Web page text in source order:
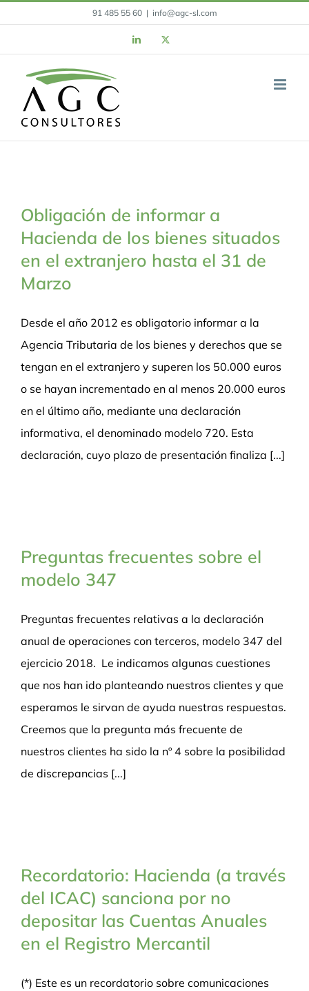
content
91 485 55 60 | info@agc-sl.com
LinkedIn
Obligación de informar a
Hacienda de los bienes situados
en el extranjero hasta el 31 de
Marzo
Desde el año 2012 es obligatorio informar a la
Agencia Tributaria de los bienes y derechos que se
tengan en el extranjero y superen los 50.000 euros
o se hayan incrementado en al menos 20.000 euros
en el último año, mediante una declaración
informativa, el denominado modelo 720. Esta
declaración, cuyo plazo de presentación finaliza [...]
Preguntas frecuentes sobre el
modelo 347
Preguntas frecuentes relativas a la declaración
anual de operaciones con terceros, modelo 347 del
ejercicio 2018. Le indicamos algunas cuestiones
que nos han ido planteando nuestros clientes y que
esperamos le sirvan de ayuda nuestras respuestas.
Creemos que la pregunta más frecuente de
nuestros clientes ha sido la nº 4 sobre la posibilidad
de discrepancias [...]
Recordatorio: Hacienda (a través
del ICAC) sanciona por no
depositar las Cuentas Anuales
en el Registro Mercantil
(*) Este es un recordatorio sobre comunicaciones